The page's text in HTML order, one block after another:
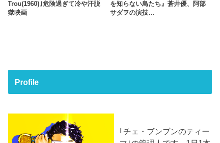
Trou(1960)｣危険過ぎて冷や汗脱
獄映画
を知らない鳥たち』蒼井優、阿部
サダヲの演技…
Profile
｢チェ・ブンブンのティー